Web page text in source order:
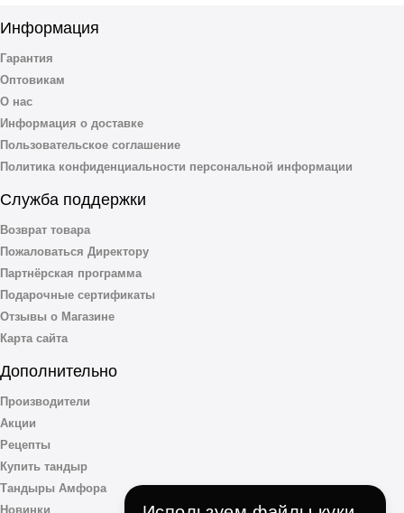
Информация
Гарантия
Оптовикам
О нас
Информация о доставке
Пользовательское соглашение
Политика конфиденциальности персональной информации
Служба поддержки
Возврат товара
Пожаловаться Директору
Партнёрская программа
Подарочные сертификаты
Отзывы о Магазине
Карта сайта
Дополнительно
Производители
Акции
Рецепты
Купить тандыр
Тандыры Амфора
Новинки